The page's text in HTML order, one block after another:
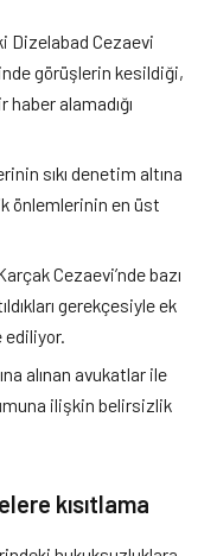
Dizelabad Cezaevi
görüşlerin kesildiği,
haber alamadığı
sıkı denetim altına
önlemlerinin en üst
Cezaevi’nde bazı
gerekçesiyle ek
ediliyor.
alınan avukatlar ile
ilişkin belirsizlik
kısıtlama